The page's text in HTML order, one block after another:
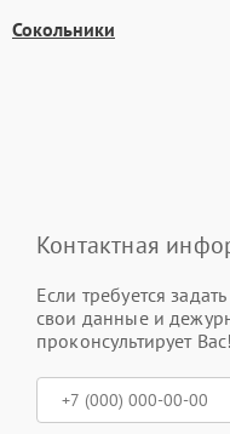
Сокольники
Контактная
Если требуется
свои данные и
проконсультирует Вас!